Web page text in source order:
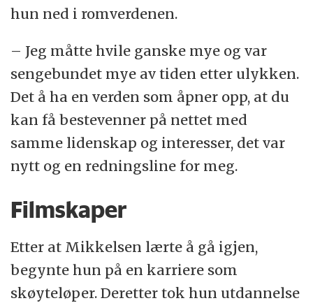
hun ned i romverdenen.
– Jeg måtte hvile ganske mye og var
sengebundet mye av tiden etter ulykken.
Det å ha en verden som åpner opp, at du
kan få bestevenner på nettet med
samme lidenskap og interesser, det var
nytt og en redningsline for meg.
Filmskaper
Etter at Mikkelsen lærte å gå igjen,
begynte hun på en karriere som
skøyteløper. Deretter tok hun utdannelse